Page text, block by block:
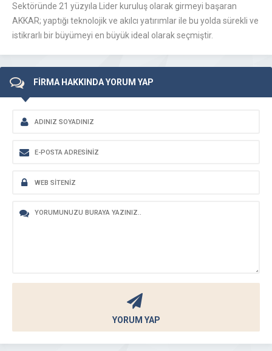
Sektöründe 21 yüzyıla Lider kuruluş olarak girmeyi başaran
AKKAR; yaptığı teknolojik ve akılcı yatırımlar ile bu yolda sürekli ve
istikrarlı bir büyümeyi en büyük ideal olarak seçmiştir.
FİRMA HAKKINDA YORUM YAP
YORUM YAP